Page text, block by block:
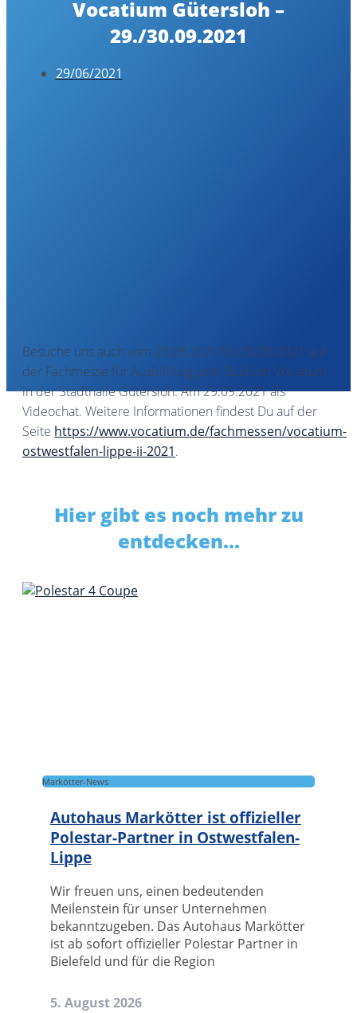
Vocatium Gütersloh –
29./30.09.2021
29/06/2021
Besuche uns auch vom 29.09.2021 bis 30.09.2021 auf
der Fachmesse für Ausbildung und Studium Vocatium
in der Stadthalle Gütersloh. Am 29.09.2021 als
Videochat. Weitere Informationen findest Du auf der
Seite https://www.vocatium.de/fachmessen/vocatium-
ostwestfalen-lippe-ii-2021.
Hier gibt es noch mehr zu
entdecken...
Markötter-News
Autohaus Markötter ist offizieller
Polestar-Partner in Ostwestfalen-
Lippe
Wir freuen uns, einen bedeutenden
Meilenstein für unser Unternehmen
bekanntzugeben. Das Autohaus Markötter
ist ab sofort offizieller Polestar Partner in
Bielefeld und für die Region
5. August 2026